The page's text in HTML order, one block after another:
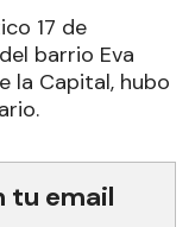
17 de
barrio Eva
la Capital, hubo
tu email